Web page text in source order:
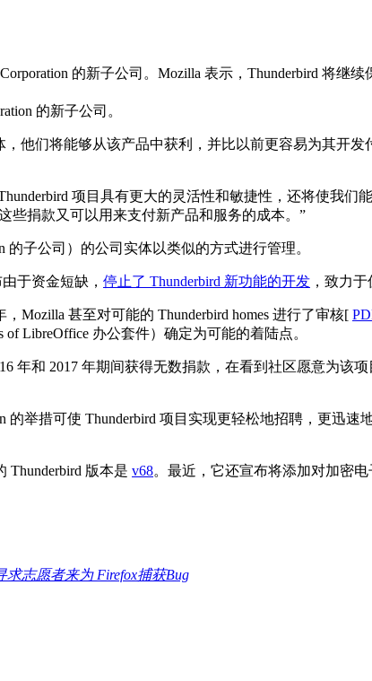
的新子公司。Mozilla 表示，Thunderbird 将继
的新子公司。
他们将能够从该产品中获利，并比以前更容易为其开发
项目具有更大的灵活性和敏捷性，还将使我们
些捐款又可以用来支付新产品和服务的成本。”
的子公司）的公司实体以类似的方式进行管理。
于资金短缺， 停止了 Thunderbird 新功能的开发 ，致力
Mozilla 甚至对可能的 Thunderbird homes 进行了审核[
of LibreOffice 办公套件）确定为可能的着陆点。
年和 2017 年期间获得无数捐款，在看到社区愿意为该
的举措可使 Thunderbird 项目实现更轻松地招聘，更迅
版本是 v68。最近，它还宣布将添加对加密电
求志愿者来为 Firefox捕获Bug